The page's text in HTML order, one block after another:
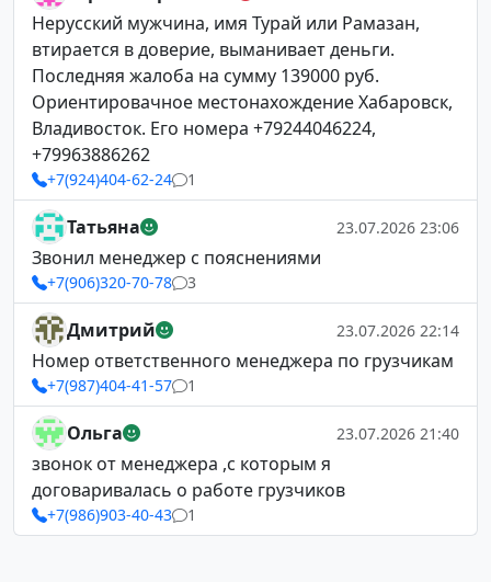
Нерусский мужчина, имя Турай или Рамазан,
втирается в доверие, выманивает деньги.
Последняя жалоба на сумму 139000 руб.
Ориентировачное местонахождение Хабаровск,
Владивосток. Его номера +79244046224,
+79963886262
+7(924)404-62-24 1
Татьяна 23.07.2026 23:06
Звонил менеджер с пояснениями
+7(906)320-70-78 3
Дмитрий 23.07.2026 22:14
Номер ответственного менеджера по грузчикам
+7(987)404-41-57 1
Ольга 23.07.2026 21:40
звонок от менеджера ,с которым я
договаривалась о работе грузчиков
+7(986)903-40-43 1